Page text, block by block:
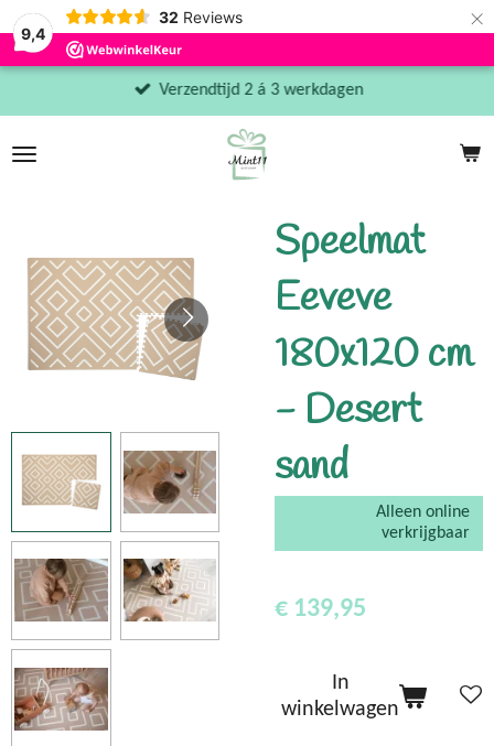
9,4
32 Reviews ×
Verzendtijd 2 á 3 werkdagen
Speelmat
Eeveve
180x120 cm
- Desert
sand
Alleen online
verkrijgbaar
€ 139,95
In
winkelwagen